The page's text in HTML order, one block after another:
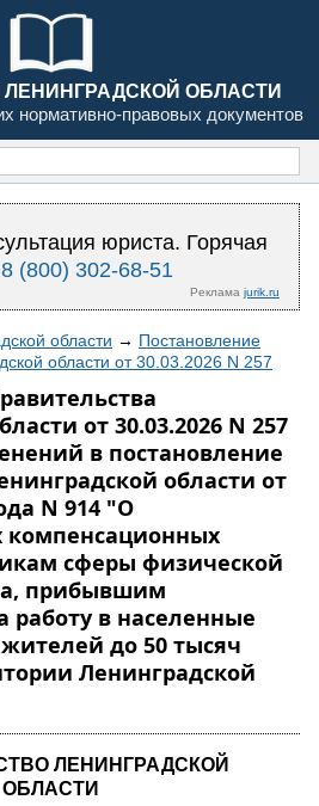
ОБЛАСТИ
нормативно-правовых документов
юриста. Горячая
8 (800) 302-68-51
Реклама jurik.ru
области → Постановление
области от 30.03.2026 N 257
от 30.03.2026 N 257
в постановление
области от
N 914 "О
сферы физической
прибывшим
в населенные
до 50 тысяч
Ленинградской
ЛЕНИНГРАДСКОЙ
ОБЛАСТИ